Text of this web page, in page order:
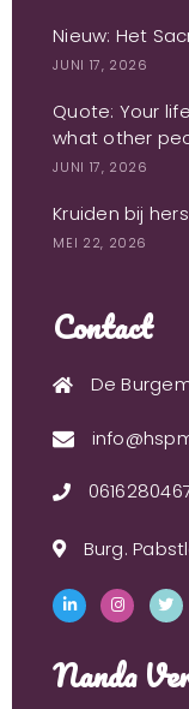
Nieuw: Het
JUNI 17, 2026
Quote: Your
what other
JUNI 17, 2026
Kruiden bij
MEI 22, 2026
Contact
De
Burg.
Nanda